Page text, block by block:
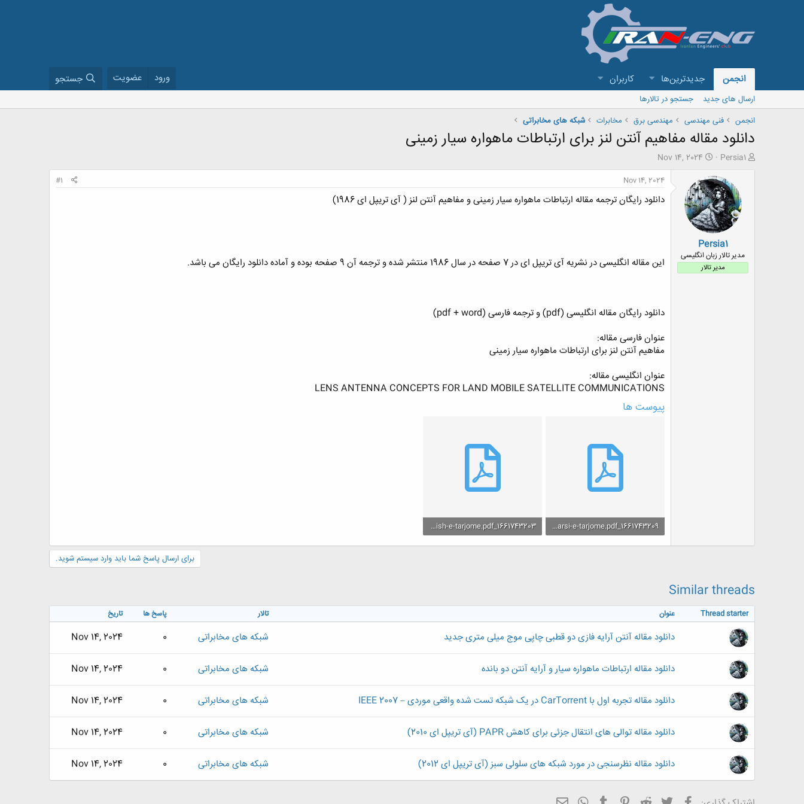
انجمن جدیدترین‌ها کاربران ورود عضویت جستجو
ارسال های جدید
جستجو در تالارها
انجمن
فنی مهندسی مهندسی برق مخابرات شبکه های مخابراتی
دانلود مقاله مفاهیم آنتن لنز برای ارتباطات ماهواره سیار زمینی
ش
م
و
ض
Persia1
ت
ر
ی
خ
ش
ر
و
ع
Nov 14, 2024
Persia1
مدیر تالار زبان انگلیسی
مدیر تالار
Nov 14, 2024
#1
دانلود رایگان ترجمه مقاله ارتباطات ماهواره سیار زمینی و مفاهیم آنتن لنز ( آی تریپل ای 1986)
این مقاله انگلیسی در نشریه آی تریپل ای در 7 صفحه در سال 1986 منتشر شده و ترجمه آن 9 صفحه بوده و آماده دانلود رایگان می باشد.
دانلود رایگان مقاله انگلیسی (pdf) و ترجمه فارسی (pdf + word)
عنوان فارسی مقاله:
مفاهیم آنتن لنز برای ارتباطات ماهواره سیار زمینی
عنوان انگلیسی مقاله:
LENS ANTENNA CONCEPTS FOR LAND MOBILE SATELLITE COMMUNICATIONS
پیوست ها
1661743209_F1869-Farsi-e-tarjome.pdf
337.8 کیلوبایت · بازدیدها: 0
1661743203_F1869-English-e-tarjome.pdf
322.2 کیلوبایت · بازدیدها: 0
برای ارسال پاسخ شما باید وارد سیستم شوید.
Similar threads
Thread starter عنوان تالار پاسخ ها تاریخ
دانلود مقاله آنتن آرایه فازی دو قطبی چاپی موج میلی متری جدید شبکه های مخابراتی 0
Nov 14, 2024
دانلود مقاله ارتباطات ماهواره سیار و آرایه آنتن دو بانده شبکه های مخابراتی 0
Nov 14, 2024
دانلود مقاله تجربه اول با CarTorrent در یک شبکه تست شده واقعی موردی – IEEE 2007 شبکه های مخابراتی 0
Nov 14, 2024
دانلود مقاله توالی های انتقال جزئی برای کاهش PAPR (آی تریپل ای 2010) شبکه های مخابراتی 0
Nov 14, 2024
دانلود مقاله نظرسنجی در مورد شبکه های سلولی سبز (آی تریپل ای 2012) شبکه های مخابراتی 0
Nov 14, 2024